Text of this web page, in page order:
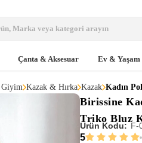
Çanta & Aksesuar Ev & Yaşam
Kazak & Hırka Kazak Kadın
Birissine
Triko Bluz
Ürün Kodu: F-
5